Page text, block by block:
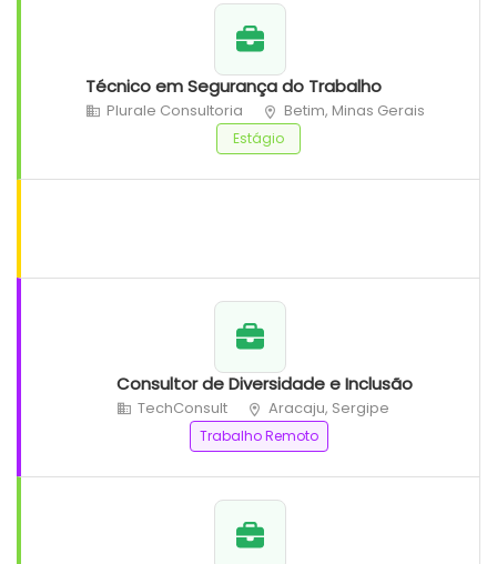
Técnico em Segurança do Trabalho
Plurale Consultoria Betim, Minas Gerais
Estágio
Consultor de Diversidade e Inclusão
TechConsult Aracaju, Sergipe
Trabalho Remoto